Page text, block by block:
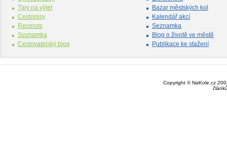
Tipy na výlet
Cestopisy
Recenze
Seznamka
Cestovatelský blog
Bazar městských kol
Kalendář akcí
Seznamka
Blog o životě ve městě
Publikace ke stažení
Copyright © NaKole.cz